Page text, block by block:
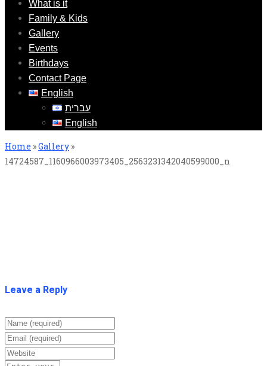
What is it
Family & Kids
Gallery
Events
Birthdays
Contact Page
English
עברית
English
Home »Gallery »
14724587_1160966003973405_2563231342040599000_n
Leave a Reply